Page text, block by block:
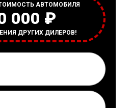
АВТОМОБИЛЯ
000 ₽
ДРУГИХ ДИЛЕРОВ!